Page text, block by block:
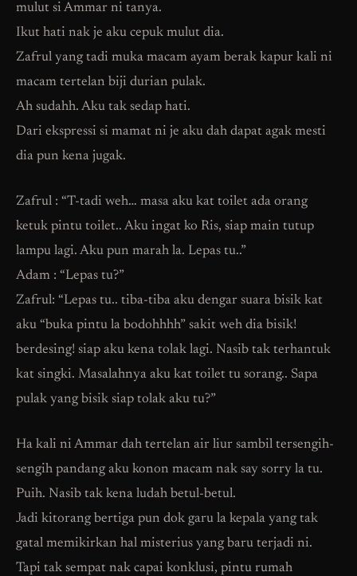
mulut si Ammar ni tanya.
Ikut hati nak je aku cepuk mulut dia.
Zafrul yang tadi muka macam ayam berak kapur kali ni
macam tertelan biji durian pulak.
Ah sudahh. Aku tak sedap hati.
Dari ekspressi si mamat ni je aku dah dapat agak mesti
dia pun kena jugak.
Zafrul : “T-tadi weh… masa aku kat toilet ada orang
ketuk pintu toilet.. Aku ingat ko Ris, siap main tutup
lampu lagi. Aku pun marah la. Lepas tu..”
Adam : “Lepas tu?”
Zafrul: “Lepas tu.. tiba-tiba aku dengar suara bisik kat
aku “buka pintu la bodohhhh” sakit weh dia bisik!
berdesing! siap aku kena tolak lagi. Nasib tak terhantuk
kat singki. Masalahnya aku kat toilet tu sorang.. Sapa
pulak yang bisik siap tolak aku tu?”
Ha kali ni Ammar dah tertelan air liur sambil tersengih-
sengih pandang aku konon macam nak say sorry la tu.
Puih. Nasib tak kena ludah betul-betul.
Jadi kitorang bertiga pun dok garu la kepala yang tak
gatal memikirkan hal misterius yang baru terjadi ni.
Tapi tak sempat nak capai konklusi, pintu rumah